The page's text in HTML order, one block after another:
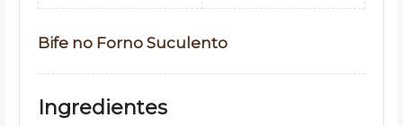
Bife no Forno Suculento
Ingredientes